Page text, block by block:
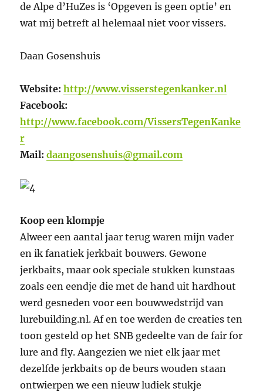
de Alpe d’HuZes is ‘Opgeven is geen optie’ en
wat mij betreft al helemaal niet voor vissers.
Daan Gosenshuis
Website:http://www.visserstegenkanker.nl
Facebook:
http://www.facebook.com/VissersTegenKanke
r
Mail:daangosenshuis@gmail.com
Koop een klompje
Alweer een aantal jaar terug waren mijn vader
en ik fanatiek jerkbait bouwers. Gewone
jerkbaits, maar ook speciale stukken kunstaas
zoals een eendje die met de hand uit hardhout
werd gesneden voor een bouwwedstrijd van
lurebuilding.nl. Af en toe werden de creaties ten
toon gesteld op het SNB gedeelte van de fair for
lure and fly. Aangezien we niet elk jaar met
dezelfde jerkbaits op de beurs wouden staan
ontwierpen we een nieuw ludiek stukje